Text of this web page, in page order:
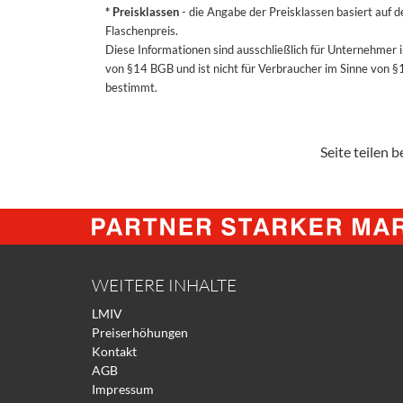
* Preisklassen- die Angabe der Preisklassen basiert auf
Flaschenpreis.
Diese Informationen sind ausschließlich für Unternehmer
von §14 BGB und ist nicht für Verbraucher im Sinne von
bestimmt.
Seite teilen
WEITERE INHALTE
LMIV
Preiserhöhungen
Kontakt
AGB
Impressum